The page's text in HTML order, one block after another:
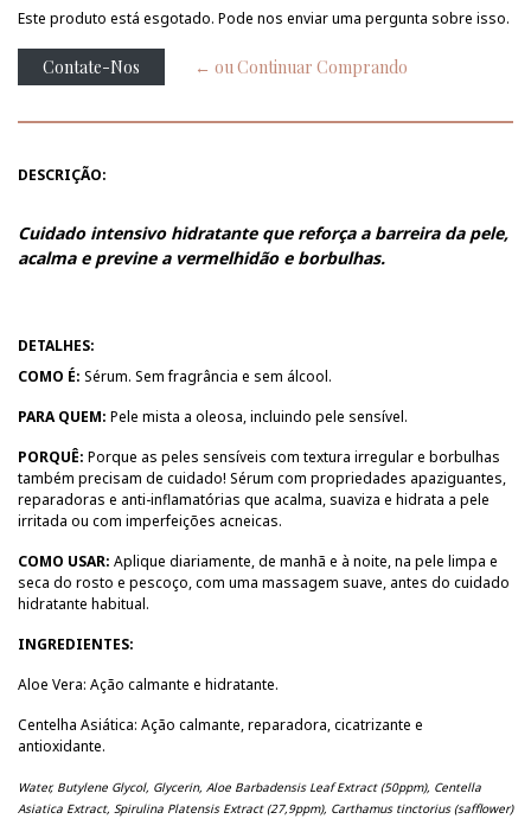
Este produto está esgotado. Pode nos enviar uma pergunta sobre isso.
Contate-Nos ← ou Continuar Comprando
DESCRIÇÃO:
Cuidado intensivo hidratante que reforça a barreira da pele,
acalma e previne a vermelhidão e borbulhas.
DETALHES:
COMO É: Sérum. Sem fragrância e sem álcool.
PARA QUEM: Pele mista a oleosa, incluindo pele sensível.
PORQUÊ: Porque as peles sensíveis com textura irregular e borbulhas
também precisam de cuidado! Sérum com propriedades apaziguantes,
reparadoras e anti-inflamatórias que acalma, suaviza e hidrata a pele
irritada ou com imperfeições acneicas.
COMO USAR: Aplique diariamente, de manhã e à noite, na pele limpa e
seca do rosto e pescoço, com uma massagem suave, antes do cuidado
hidratante habitual.
INGREDIENTES:
Aloe Vera: Ação calmante e hidratante.
Centelha Asiática: Ação calmante, reparadora, cicatrizante e
antioxidante.
Water, Butylene Glycol, Glycerin, Aloe Barbadensis Leaf Extract (50ppm), Centella
Asiatica Extract, Spirulina Platensis Extract (27,9ppm), Carthamus tinctorius (safflower)